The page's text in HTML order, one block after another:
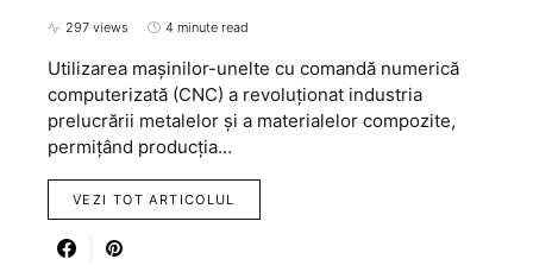
297 views 4 minute read
Utilizarea mașinilor-unelte cu comandă numerică
computerizată (CNC) a revoluționat industria
prelucrării metalelor și a materialelor compozite,
permițând producția…
VEZI TOT ARTICOLUL